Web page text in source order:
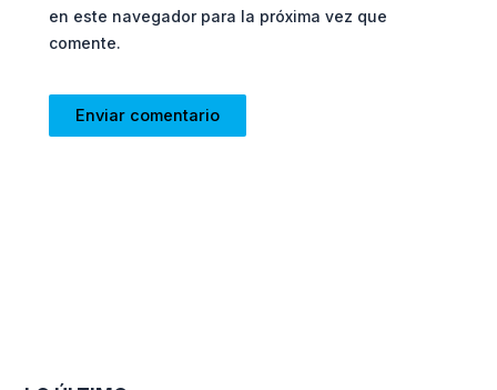
en este navegador para la próxima vez que
comente.